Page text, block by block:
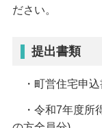
ださい。
提出書類
・町営住宅申込
・令和7年度所